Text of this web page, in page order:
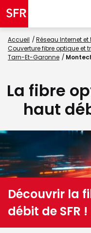
Accueil
Réseau Internet et
Couverture fibre optique et
Tarn-Et-Garonne
La fibre
haut
Découvrir la
débit de SFR !